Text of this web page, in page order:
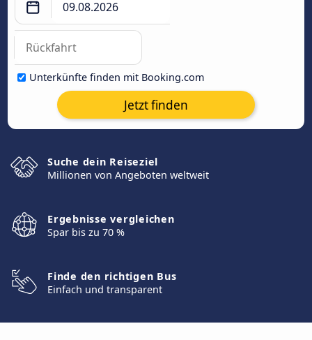
Unterkünfte finden mit Booking.com
Jetzt finden
Suche dein Reiseziel
Millionen von Angeboten weltweit
Ergebnisse vergleichen
Spar bis zu 70 %
Finde den richtigen Bus
Einfach und transparent